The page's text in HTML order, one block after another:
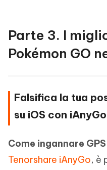
Parte 3. I
Pokémon GO
Falsifica la tua
su iOS con iAnyGo
Come ingannare
Tenorshare iAnyGo, è